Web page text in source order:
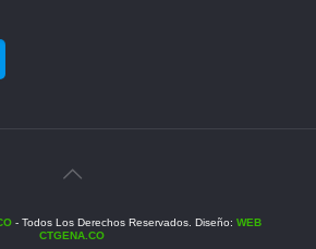
- Todos Los Derechos Reservados. Diseño: WEB
CTGENA.CO